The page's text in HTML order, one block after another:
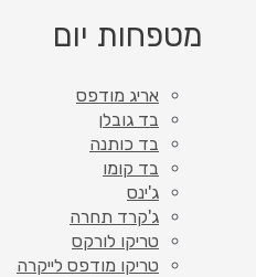
מטפחות יום
אריג מודפס
בד גובלן
בד כותנה
בד קומו
ג'ינס
ג'קרד תחרה
טריקו לורקס
טריקו מודפס לייקרה